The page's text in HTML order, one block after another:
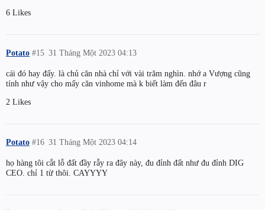
6 Likes
Potato 31 Tháng Một 2023 04:13
#15
cái đó hay đấy. là chủ căn nhà chỉ với vài trăm nghìn. nhớ a Vượng cũng
tính như vậy cho mấy căn vinhome mà k biết làm đến đâu r
2 Likes
Potato 31 Tháng Một 2023 04:14
#16
họ hàng tôi cắt lỗ đất đầy rẫy ra đây này, đu đỉnh đất như đu đỉnh DIG
CEO. chỉ 1 từ thôi. CAYYYY